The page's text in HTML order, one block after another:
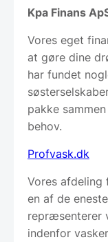
Kpa Finans
Vores eget
at gøre dine
har fundet
pakke
behov.
Profvask.dk
Vores afdeling
en af de
repræsenterer
indenfor